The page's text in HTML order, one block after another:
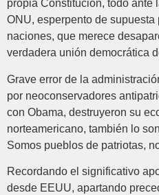
propia Constitución, todo ante
ONU, esperpento de
naciones, que merece
verdadera unión democrática
Grave error de la
por neoconservadores
con Obama, destruyeron su
norteamericano, también lo
Somos pueblos de patriotas,
Recordando el significativo
desde EEUU, apartando